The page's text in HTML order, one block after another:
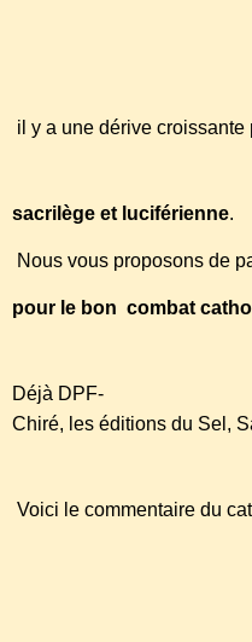
il y a une dérive
sacrilège et luciférienne.
Nous vous proposons de
pour le bon combat
Déjà DPF-
Chiré, les éditions du Sel,
Voici le commentaire du